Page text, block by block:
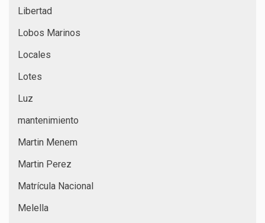
Libertad
Lobos Marinos
Locales
Lotes
Luz
mantenimiento
Martin Menem
Martin Perez
Matrícula Nacional
Melella